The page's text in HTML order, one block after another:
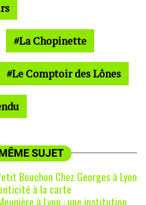
La Chopinette
Le Comptoir des Lônes
SUJET
Bouchon Chez Georges à Lyon
à la carte
à Lyon : une institution